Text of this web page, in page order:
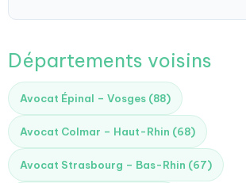
Départements voisins
Avocat Épinal – Vosges (88)
Avocat Colmar – Haut-Rhin (68)
Avocat Strasbourg – Bas-Rhin (67)